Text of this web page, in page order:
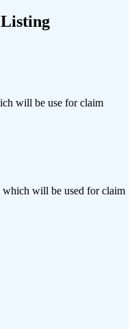
will be use for claim
which will be used for claim